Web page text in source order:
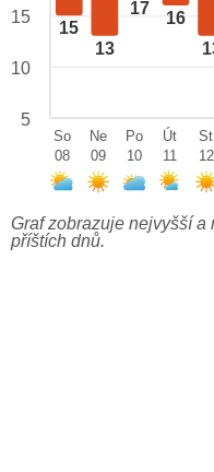
15
13
17
16
15
10
5
So
08
Ne
09
Po
10
Út
11
St
12
Graf zobrazuje nejvyšší
příštích dnů.